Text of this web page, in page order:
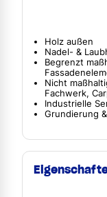
Holz außen
Nadel- &
Begrenzt
Nicht
Fachwerk,
Industrielle
Grundierung